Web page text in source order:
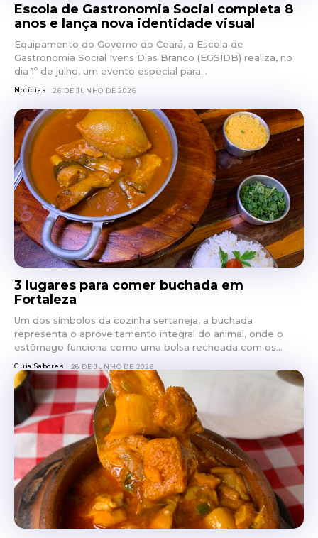
Escola de Gastronomia Social completa 8
anos e lança nova identidade visual
Equipamento do Governo do Ceará, a Escola de
Gastronomia Social Ivens Dias Branco (EGSIDB) realiza, no
dia 1º de julho, um evento especial para...
Notícias 26 DE JUNHO DE 2026
3 lugares para comer buchada em
Fortaleza
Um dos símbolos da cozinha sertaneja, a buchada
representa o aproveitamento integral do animal, onde o
estômago funciona como uma bolsa recheada com os...
Guia Sabores 26 DE JUNHO DE 2026